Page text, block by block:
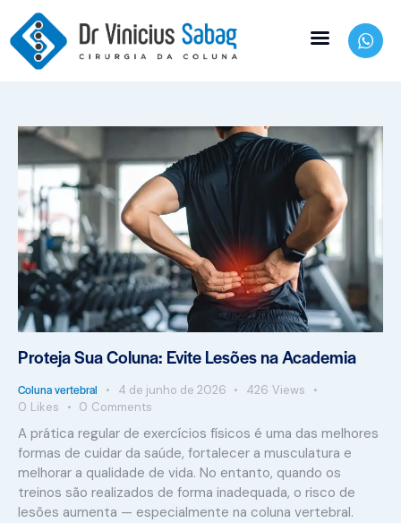
Proteja Sua Coluna: Evite Lesões na Academia
Coluna vertebral 4 de junho de 2026 426 Views
0 Likes 0 Comments
A prática regular de exercícios físicos é uma das melhores
formas de cuidar da saúde, fortalecer a musculatura e
melhorar a qualidade de vida. No entanto, quando os
treinos são realizados de forma inadequada, o risco de
lesões aumenta — especialmente na coluna vertebral.